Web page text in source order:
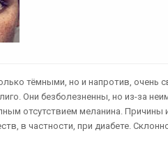
тёмными, но и напротив, очень
Они безболезненны, но из-за
отсутствием меланина. Причины
в частности, при диабете.